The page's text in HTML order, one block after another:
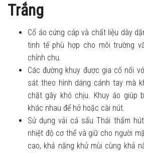
Trắng
Cổ áo cứng cáp và chất liệu dày
tinh tế phù hợp cho môi trường
chỉnh chu.
Các đường khuy được gia cố nối
sát theo hình dáng cánh tay mà
chặt gây khó chịu. Khuy áo giúp
khác nhau để hở hoặc cài nút.
Sử dụng vải cá sấu Thái thấm
nhiệt độ cơ thể và giữ cho người
cao, khả năng khử mùi cùng khả